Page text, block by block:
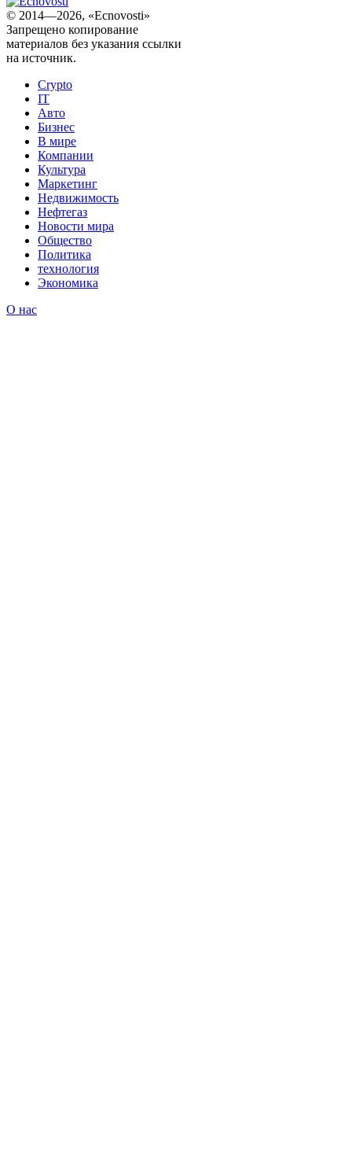
© 2014—2026, «Ecnovosti»
Запрещено копирование
материалов без указания ссылки
на источник.
Crypto
IT
Авто
Бизнес
В мире
Компании
Культура
Маркетинг
Недвижимость
Нефтегаз
Новости мира
Общество
Политика
технология
Экономика
О нас